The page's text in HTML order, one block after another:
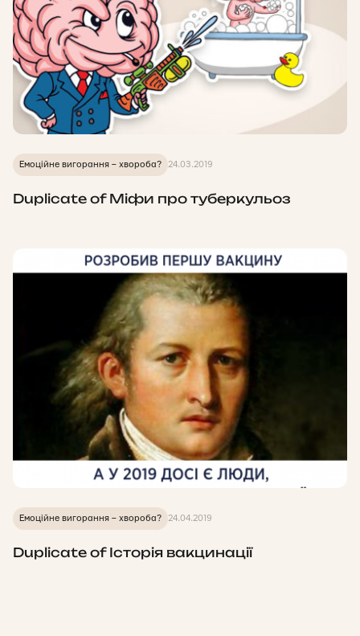
Емоційне вигорання – хвороба? 24.03.2019
Duplicate of Міфи про туберкульоз
Емоційне вигорання – хвороба? 24.04.2019
Duplicate of Історія вакцинації